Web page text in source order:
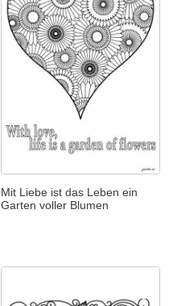
Mit Liebe ist das Leben ein
Garten voller Blumen